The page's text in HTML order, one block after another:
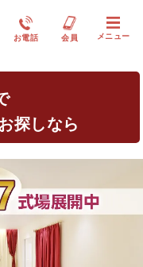
お電話 会員 メニュー
探しなら